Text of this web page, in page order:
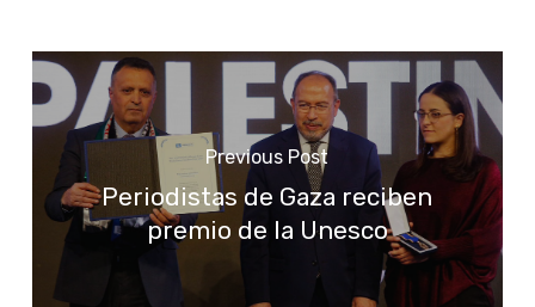
Previous Post
Periodistas de Gaza reciben
premio de la Unesco